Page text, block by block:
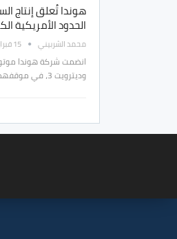
هوندا تُعلق إنتاج
الحدود الأمريكية
محمد الشربيني 15 فبراير 2022
انضمت شركة هوندا
وديترويت 3، في موقفهما بوقف بعض خطوط الإنتاج، اعتراضًا على…